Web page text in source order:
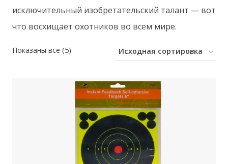
исключительный изобретательский талант — вот
что восхищает охотников во всем мире.
Показаны все (5)